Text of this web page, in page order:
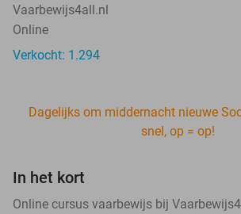
Vaarbewijs4all.nl
Online
Verkocht: 1.294
Dagelijks om middernacht nieuwe
snel, op = op!
In het kort
Online cursus vaarbewijs bij